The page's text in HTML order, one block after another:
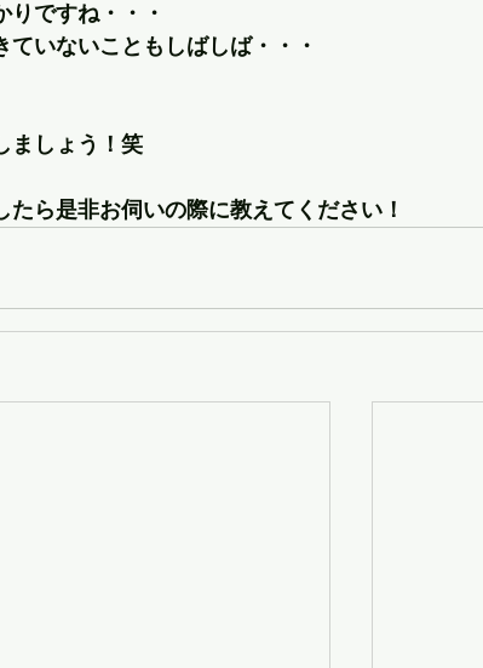
りですね・・・
いないこともしばしば・・・
ましょう！笑
ら是非お伺いの際に教えてください！